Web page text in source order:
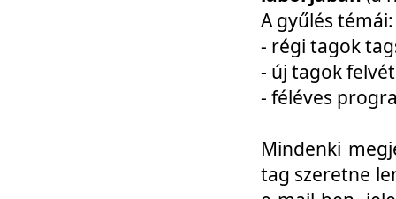
A gyűlés témái:
- régi tagok
- új tagok
- féléves
Mindenki
tag szeretne